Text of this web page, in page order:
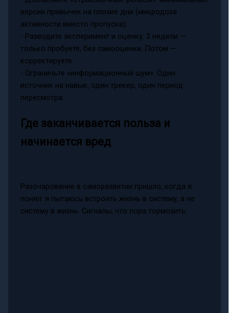
версии привычек на плохие дни (микродоза
активности вместо пропуска).
- Разводите эксперимент и оценку. 2 недели —
только пробуете, без самооценки. Потом —
корректируете.
- Ограничьте «информационный шум». Один
источник на навык, один трекер, один период
пересмотра.
Где заканчивается польза и
начинается вред
Разочарование в саморазвитии пришло, когда я
понял: я пытаюсь встроить жизнь в систему, а не
систему в жизнь. Сигналы, что пора тормозить: